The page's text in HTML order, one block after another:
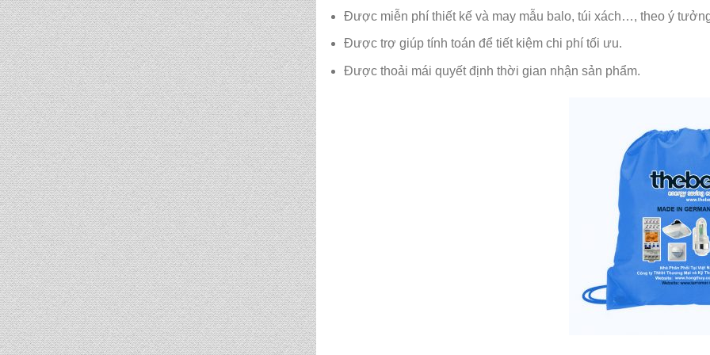
CẶP HỌC SINH MS:
TN 5016
CẶP HỌC SINH MS:
TN 5015
CẶP HỌC SINH MS:
TN 5014
CẶP HỌC SINH MS:
TN 5013
CẶP HỌC SINH MS:
TN 5012
Được miễn phí thiết kế và may mẫu balo, túi xách…, theo ý
Được trợ giúp tính toán để tiết kiệm chi phí tối ưu.
Được thoải mái quyết định thời gian nhận sản phẩm.